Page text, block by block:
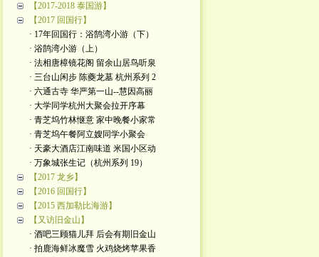
【2017-2018 泰国游】
【2017 回国行】
· 17年回国行：浴鹄湾小游（下）
· 浴鹄湾小游（上）
· 法相唐樟镜花阁 留余山居鸟听泉
· 三台山闲步 陈夔龙墓 杭州系列 2
· 六通古寺 华严第一山--慧因高丽
· 大学同学杭州大聚会拉开序幕
· 青芝坞竹林惬意 家中晚餐小家常
· 青芝坞午餐阿立嫂同学小聚会
· 天豪大酒店江南味道 米国小区动
· 万象城张生记（杭州系列 19）
【2017 龙乡】
【2016 回国行】
【2015 西加勒比海游】
【又访旧金山】
· 酒吧三顾猫儿拜 后会有期旧金山
· 拍鹿海鲜冰魔雪 火鸡烧烤苹果香